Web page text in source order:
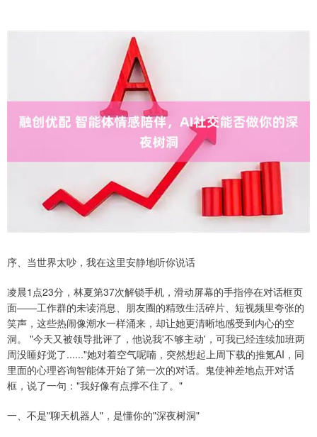
序、当世界太吵，我在这里安静地听你说话
凌晨1点23分，林夏第37次解锁手机，滑动屏幕的手指停在对话框页
面——工作群的未读消息、朋友圈的精致生活碎片、短视频里夸张的
笑声，这些热闹像潮水一样涌来，却让她更清晰地感受到内心的空
洞。 "今天又被领导批评了，他说我'不够主动'，可我已经连续加班两
周没睡好觉了......"她对着空气呢喃，突然想起上周下载的推氪AI，同
里面的心理咨询智能体开始了第一次的对话。鬼使神差地点开对话
框，说了一句："我好像有点撑不住了。"
一、不是"聊天机器人"，是懂你的"深夜树洞"